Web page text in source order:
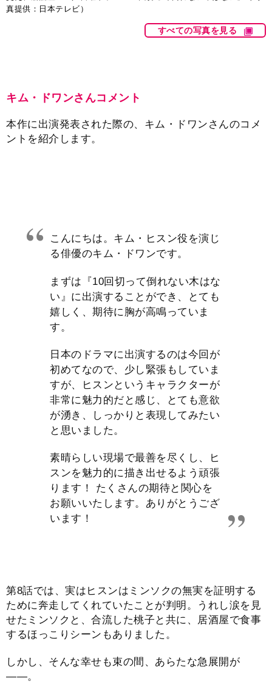
真提供：日本テレビ）
すべての写真を見る
キム・ドワンさんコメント
本作に出演発表された際の、キム・ドワンさんのコメ
ントを紹介します。
こんにちは。キム・ヒスン役を演じ
る俳優のキム・ドワンです。
まずは『10回切って倒れない木はな
い』に出演することができ、とても
嬉しく、期待に胸が高鳴っていま
す。
日本のドラマに出演するのは今回が
初めてなので、少し緊張もしていま
すが、ヒスンというキャラクターが
非常に魅力的だと感じ、とても意欲
が湧き、しっかりと表現してみたい
と思いました。
素晴らしい現場で最善を尽くし、ヒ
スンを魅力的に描き出せるよう頑張
ります！ たくさんの期待と関心を
お願いいたします。ありがとうござ
います！
第8話では、実はヒスンはミンソクの無実を証明する
ために奔走してくれていたことが判明。うれし涙を見
せたミンソクと、合流した桃子と共に、居酒屋で食事
するほっこりシーンもありました。
しかし、そんな幸せも束の間、あらたな急展開が
――。